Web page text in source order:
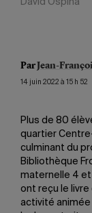
David Ospina
ParJean-
14 juin 2022 à 15 h 52
Plus de 80
quartier
culminant du
Bibliothèque
maternelle 4 et
ont reçu le livre
activité animée